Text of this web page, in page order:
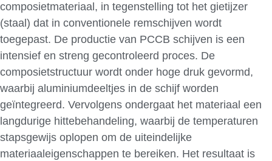
composietmateriaal, in tegenstelling tot het gietijzer
(staal) dat in conventionele remschijven wordt
toegepast. De productie van PCCB schijven is een
intensief en streng gecontroleerd proces. De
composietstructuur wordt onder hoge druk gevormd,
waarbij aluminiumdeeltjes in de schijf worden
geïntegreerd. Vervolgens ondergaat het materiaal een
langdurige hittebehandeling, waarbij de temperaturen
stapsgewijs oplopen om de uiteindelijke
materiaaleigenschappen te bereiken. Het resultaat is